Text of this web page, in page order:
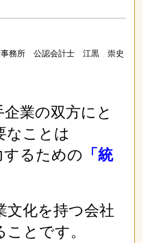
事務所 公認会計士 江黒 崇史
業の双方にと
なことは
するための 「統
文化を持つ会社
とです。